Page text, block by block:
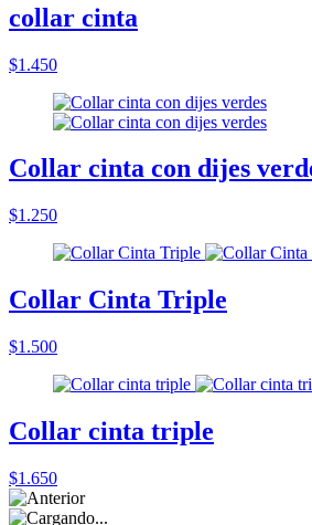
collar cinta
$1.450
Collar cinta con dijes
$1.250
Collar Cinta Triple
$1.500
Collar cinta triple
$1.650